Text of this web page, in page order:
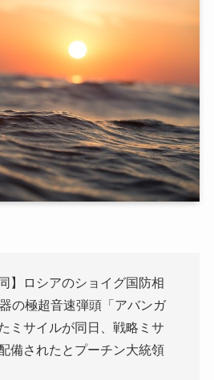
】ロシアのショイグ国防相
の極超音速弾頭「アバンガ
ミサイルが同日、戦略ミサ
備されたとプーチン大統領